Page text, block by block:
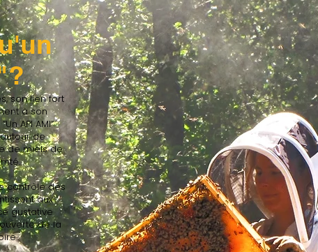
son lien fort
à son
API AMI”
de
de miels de
contrôle des
aux
gustative
de la